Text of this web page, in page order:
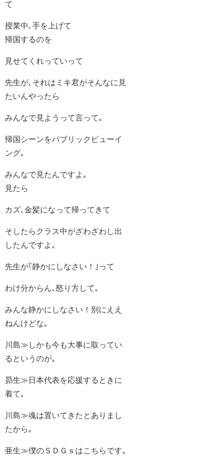
て
授業中､手を上げて
帰国するのを
見せてくれっていって
先生が､それはミキ君がそんなに見
たいんやったら
みんなで見ようって言って｡
帰国シーンをパブリックビューイ
ング｡
みんなで見たんですよ｡
見たら
カズ､金髪になって帰ってきて
そしたらクラス中がざわざわし出
したんですよ｡
先生が｢静かにしなさい！｣って
わけ分からん､怒り方して｡
みんな静かにしなさい！別にええ
ねんけどな｡
川島≫しかも今も大事に取ってい
るというのが｡
昴生≫日本代表を応援するときに
着て｡
川島≫魂は置いてきたとありまし
たから｡
亜生≫僕のＳＤＧｓはこちらです｡